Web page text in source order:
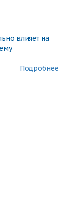
влияет на
Подробнее